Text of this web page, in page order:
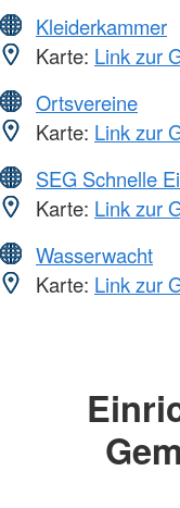
Kleiderkammer
Karte: Link zur
Ortsvereine
Karte: Link zur
SEG Schnelle
Karte: Link zur
Wasserwacht
Karte: Link zur